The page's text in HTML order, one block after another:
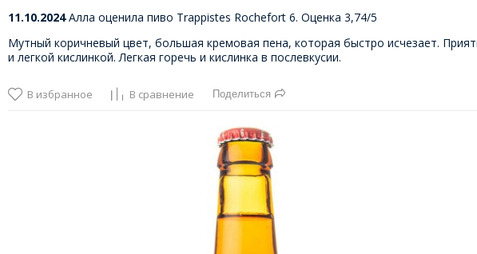
11.10.2024Алла оценила пиво Trappistes Rochefort 6. Оценка 3,74/5
Мутный коричневый цвет, большая кремовая пена, которая быстро исчезает.
и легкой кислинкой. Легкая горечь и кислинка в послевкусии.
В избранное В сравнение Поделиться